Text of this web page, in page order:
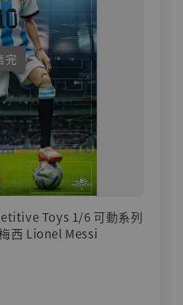
完
Toys 1/6 可動系列
西 Lionel Messi